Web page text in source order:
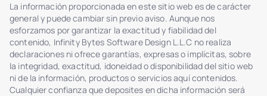
La información proporcionada en este sitio web es de carácter
general y puede cambiar sin previo aviso. Aunque nos
esforzamos por garantizar la exactitud y fiabilidad del
contenido, Infinity Bytes Software Design L.L.C no realiza
declaraciones ni ofrece garantías, expresas o implícitas, sobre
la integridad, exactitud, idoneidad o disponibilidad del sitio web
ni de la información, productos o servicios aquí contenidos.
Cualquier confianza que deposites en dicha información será